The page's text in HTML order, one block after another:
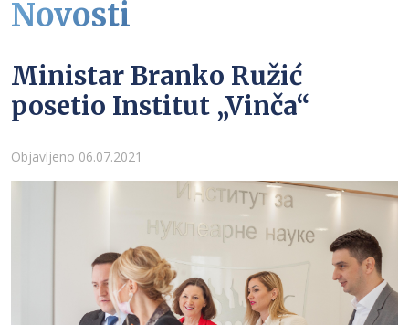
Novosti
Ministar Branko Ružić
posetio Institut „Vinča“
Detalji
Objavljeno 06.07.2021